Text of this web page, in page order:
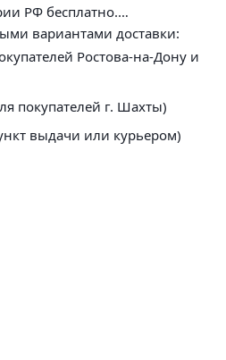
РФ бесплатно.
вариантами доставки:
Ростова-на-Дону и
покупателей г. Шахты)
выдачи или курьером)